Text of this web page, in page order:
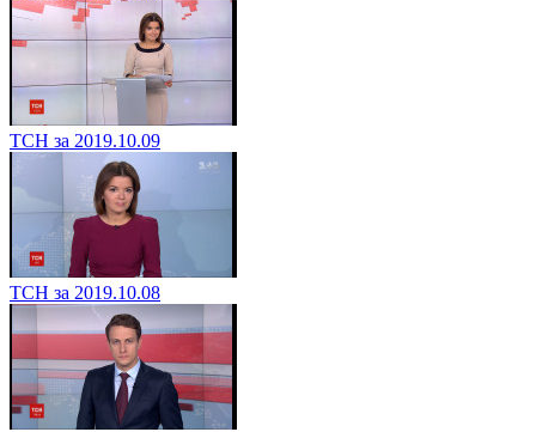
ТСН за 2019.10.09
ТСН за 2019.10.08